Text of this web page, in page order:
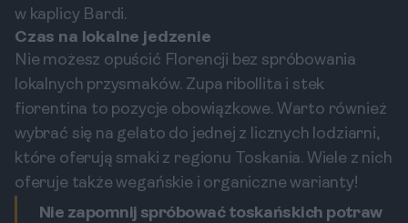
w kaplicy Bardi.
Czas na lokalne jedzenie
Nie możesz opuścić Florencji bez spróbowania
lokalnych przysmaków. Zupa ribollita i stek
fiorentina to pozycje obowiązkowe. Warto również
wybrać się na gelato do jednej z licznych lodziarni,
które oferują smaki z regionu Toskania. Wiele z nich
oferuje także wegańskie i organiczne warianty!
Nie zapomnij spróbować toskańskich potraw